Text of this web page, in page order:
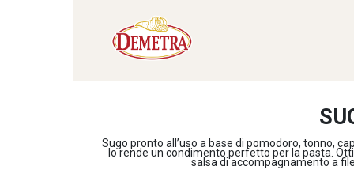
Sugo pronto all’uso a base di pomodoro, tonno,
lo rende un condimento perfetto per la pasta.
salsa di accompagnamento a